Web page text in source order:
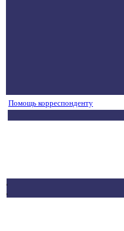
Помощь корреспонденту